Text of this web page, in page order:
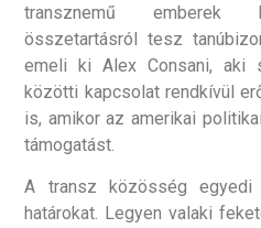
transznemű emberek
összetartásról tesz
emeli ki Alex Consani, aki
közötti kapcsolat rendkívül
is, amikor az amerikai
támogatást.
A transz közösség egyedi
határokat. Legyen valaki